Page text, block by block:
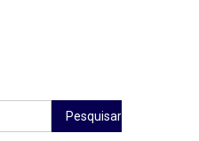
Pesquisar
por: